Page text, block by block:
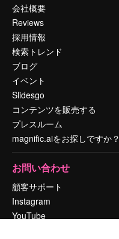
会社概要
Reviews
採用情報
検索トレンド
ブログ
イベント
Slidesgo
コンテンツを販売する
プレスルーム
magnific.aiをお探しですか？
お問い合わせ
顧客サポート
Instagram
YouTube